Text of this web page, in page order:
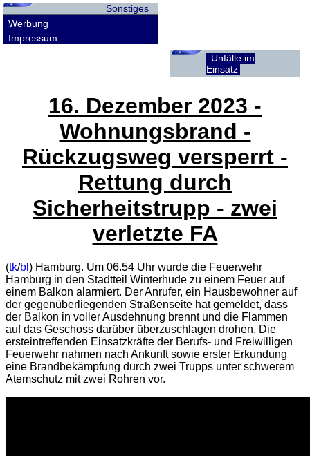
Sonstiges
Werbung
Impressum
Unfälle im
Einsatz
16. Dezember 2023 -
Wohnungsbrand -
Rückzugsweg versperrt -
Rettung durch
Sicherheitstrupp - zwei
verletzte FA
(tk/bl ) Hamburg. Um 06.54 Uhr wurde die Feuerwehr
Hamburg in den Stadtteil Winterhude zu einem Feuer auf
einem Balkon alarmiert. Der Anrufer, ein Hausbewohner auf
der gegenüberliegenden Straßenseite hat gemeldet, dass
der Balkon in voller Ausdehnung brennt und die Flammen
auf das Geschoss darüber überzuschlagen drohen. Die
ersteintreffenden Einsatzkräfte der Berufs- und Freiwilligen
Feuerwehr nahmen nach Ankunft sowie erster Erkundung
eine Brandbekämpfung durch zwei Trupps unter schwerem
Atemschutz mit zwei Rohren vor.